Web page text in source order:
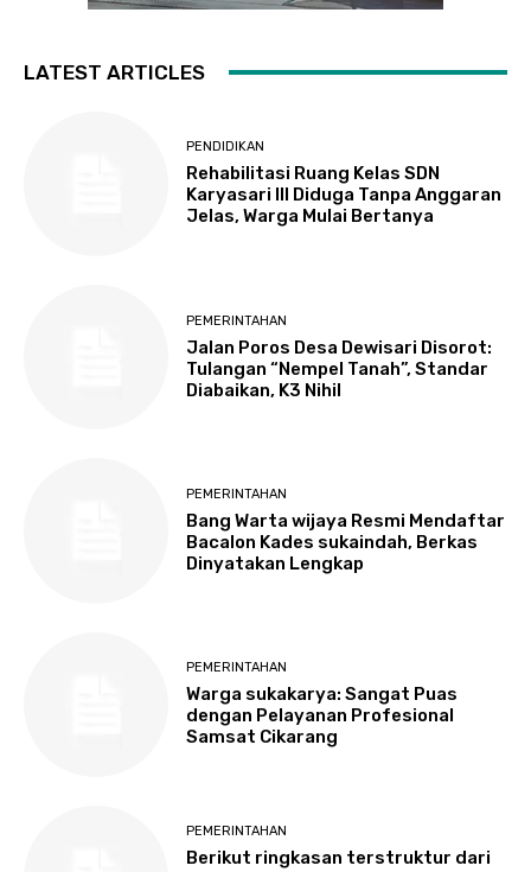
LATEST ARTICLES
PENDIDIKAN
Rehabilitasi Ruang Kelas SDN
Karyasari III Diduga Tanpa Anggaran
Jelas, Warga Mulai Bertanya
PEMERINTAHAN
Jalan Poros Desa Dewisari Disorot:
Tulangan “Nempel Tanah”, Standar
Diabaikan, K3 Nihil
PEMERINTAHAN
Bang Warta wijaya Resmi Mendaftar
Bacalon Kades sukaindah, Berkas
Dinyatakan Lengkap
PEMERINTAHAN
Warga sukakarya: Sangat Puas
dengan Pelayanan Profesional
Samsat Cikarang
PEMERINTAHAN
Berikut ringkasan terstruktur dari